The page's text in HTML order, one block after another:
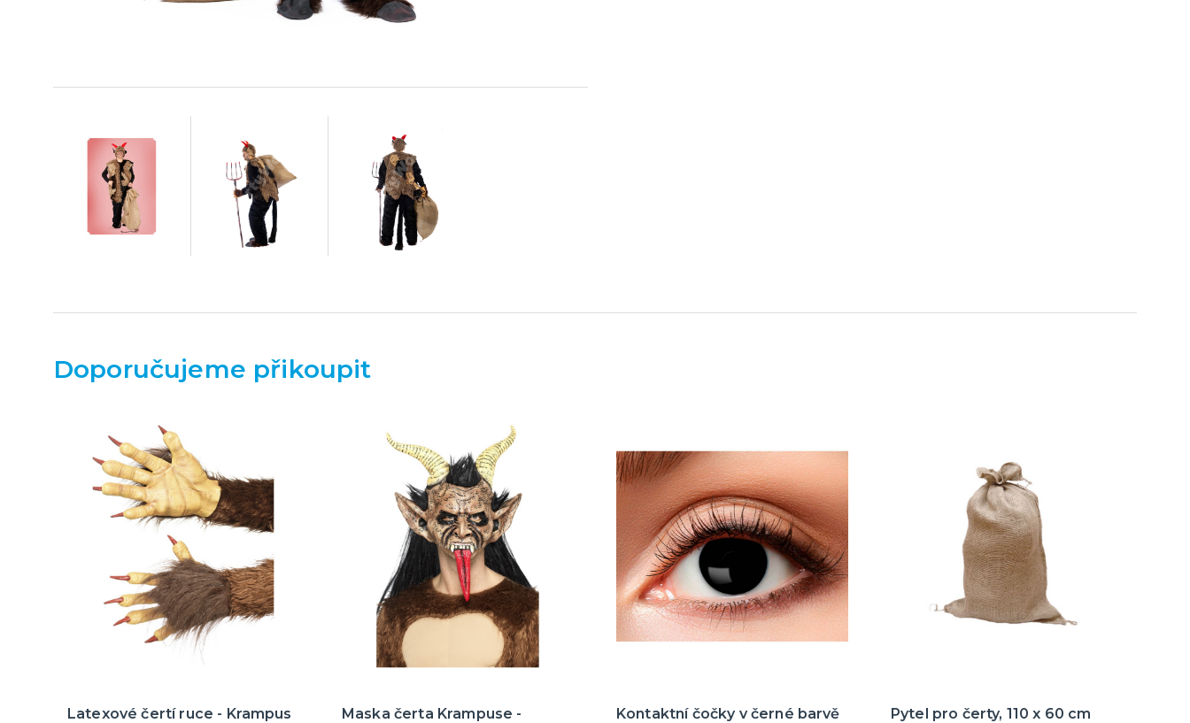
Doporučujeme přikoupit
Latexové čertí ruce - Krampus
Maska čerta Krampuse -
Kontaktní čočky v černé barvě Pytel pro čerty, 110 x 60 cm